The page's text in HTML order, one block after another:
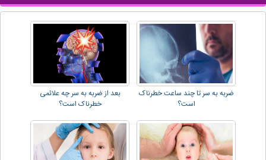
ضربه به سر تا چند ساعت خطرناک
است؟
بعد از ضربه به سر چه علائمی
خطرناک است؟